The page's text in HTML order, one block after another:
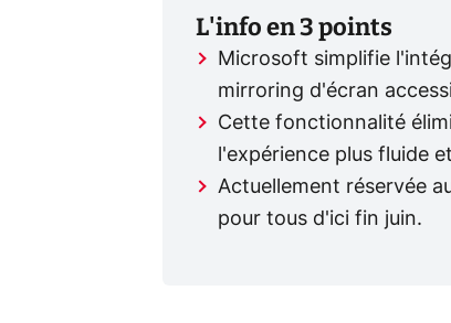
L'info en 3 points
Microsoft simplifie
mirroring d'écran
Cette fonctionnalité
l'expérience plus fluide
Actuellement réservée
pour tous d'ici fin juin.